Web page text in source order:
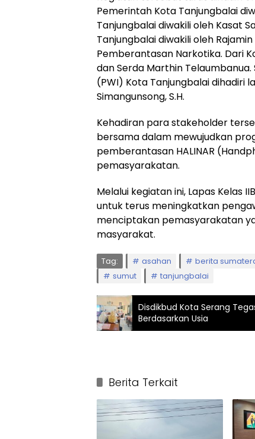
Pemerintah Kota Tanjungbalai
Tanjungbalai diwakili oleh Kasat
Tanjungbalai diwakili oleh
Pemberantasan Narkotika. Dari
dan Serda Marthin
(PWI) Kota Tanjungbalai dihadiri
Simangunsong, S.H.
Kehadiran para stakeholder
bersama dalam mewujudkan
pemberantasan HALINAR
pemasyarakatan.
Melalui kegiatan ini, Lapas Kelas
untuk terus meningkatkan
menciptakan pemasyarakatan
masyarakat.
Tag: asahan berita
sumut
tanjungbalai
Disdikbud Kota Serang
Berdasarkan Usia
Berita Terkait